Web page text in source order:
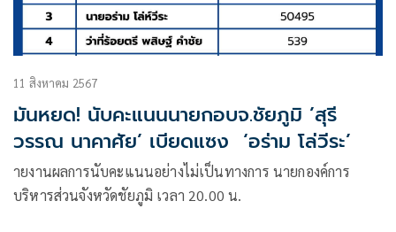
11 สิงหาคม 2567
มันหยด! นับคะแนนนายกอบจ.ชัยภูมิ ’สุรี
วรรณ นาคาศัย’ เบียดแซง ‘อร่าม โล่วีระ’
ายงานผลการนับคะแนนอย่างไม่เป็นทางการ นายกองค์การ
บริหารส่วนจังหวัดชัยภูมิ เวลา 20.00 น.